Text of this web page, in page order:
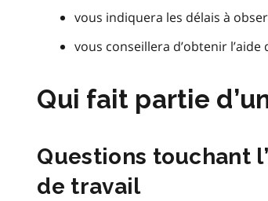
vous indiquera les délais à
vous conseillera d’obtenir
Qui fait partie
Questions touchant
de travail